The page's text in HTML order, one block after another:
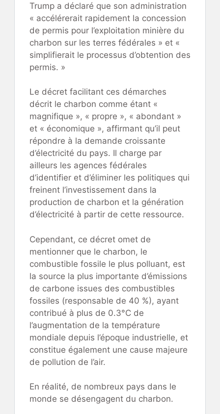
Trump a déclaré que son administration
« accélérerait rapidement la concession
de permis pour l’exploitation minière du
charbon sur les terres fédérales » et «
simplifierait le processus d’obtention des
permis. »
Le décret facilitant ces démarches
décrit le charbon comme étant «
magnifique », « propre », « abondant »
et « économique », affirmant qu’il peut
répondre à la demande croissante
d’électricité du pays. Il charge par
ailleurs les agences fédérales
d’identifier et d’éliminer les politiques qui
freinent l’investissement dans la
production de charbon et la génération
d’électricité à partir de cette ressource.
Cependant, ce décret omet de
mentionner que le charbon, le
combustible fossile le plus polluant, est
la source la plus importante d’émissions
de carbone issues des combustibles
fossiles (responsable de 40 %), ayant
contribué à plus de 0.3°C de
l’augmentation de la température
mondiale depuis l’époque industrielle, et
constitue également une cause majeure
de pollution de l’air.
En réalité, de nombreux pays dans le
monde se désengagent du charbon.